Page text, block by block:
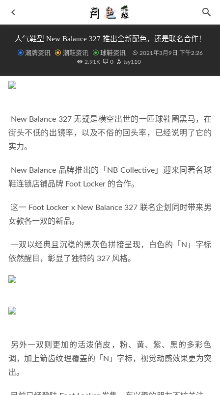
人气鞋型 New Balance 327 推出全新配色，还是联名合作！
潮牌资讯 潮鞋资讯 球鞋资讯
2021年3月9日 下午2:26
2.91K
0 tsy110
街头不低的出镜率，以及不俗的回头率，已经说明了它的
实力。
鞋连锁店铺品牌 Foot Locker 的合作。
这一 Foot Locker x New Balance 327 联名企划同时带来男
女款各一双的新品。
依然醒目，彰显了独特的 327 风格。
调，加上箭齿纹理覆盖的「N」字标，视觉动感效果更为突
出。
「漆皮禁穿」AJ1黑红禁穿漆皮开箱测评 2021-12-22
为什么得物闪电发货比普通发货便宜 得物发货有什么区别
2021-06-10
型 2021-08-28
呆萌价全新版本来袭 优惠券佣金团队分红提高
New Balance 327 又有新配色！现已正式发售！
2021-03-09